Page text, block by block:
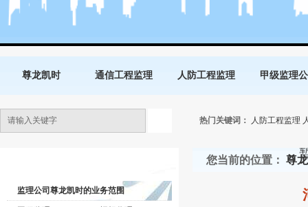
尊龙凯时 通信工程监理 人防工程监理 甲级监理
热门关键词： 人防工程监理
监理公司尊龙凯时的业务范围
您当前的位置： 尊